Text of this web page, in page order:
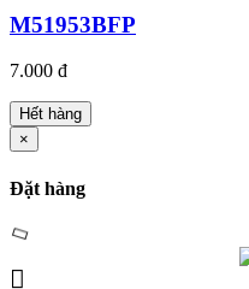
M51953BFP
7.000 đ
Hết hàng
×
Đặt hàng